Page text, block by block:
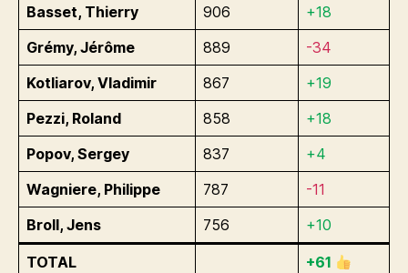
Basset, Thierry
906
+18
Grémy, Jérôme
889
-34
Kotliarov, Vladimir
867
+19
Pezzi, Roland
858
+18
Popov, Sergey
837
+4
Wagniere, Philippe
787
-11
Broll, Jens
756 +10
TOTAL +61